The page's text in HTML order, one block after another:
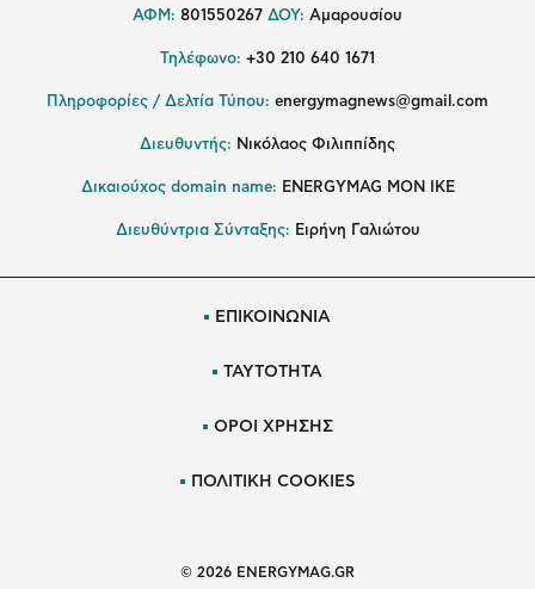
ΑΦΜ: 801550267 ΔΟΥ: Αμαρουσίου
Τηλέφωνο: +30 210 640 1671
Πληροφορίες / Δελτία Τύπου: energymagnews@gmail.com
Διευθυντής: Νικόλαος Φιλιππίδης
Δικαιούχος domain name: ENERGYMAG ΜΟΝ ΙΚΕ
Διευθύντρια Σύνταξης: Ειρήνη Γαλιώτου
ΕΠΙΚΟΙΝΩΝΙΑ
ΤΑΥΤΟΤΗΤΑ
ΟΡΟΙ ΧΡΗΣΗΣ
ΠΟΛΙΤΙΚΗ COOKIES
© 2026 ENERGYMAG.GR